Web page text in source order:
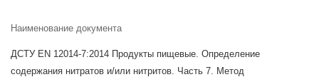
Наименование документа
ДСТУ EN 12014-7:2014 Продукты пищевые. Определение
содержания нитратов и/или нитритов. Часть 7. Метод